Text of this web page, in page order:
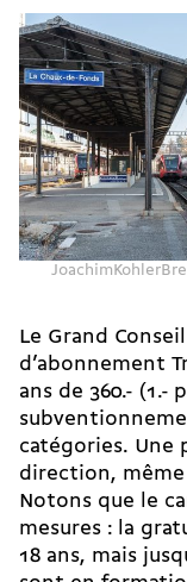
Le Grand
d’abonnement
ans de 360.- (1.-
catégories. Une
direction,
Notons que le
mesures : la
18 ans, mais